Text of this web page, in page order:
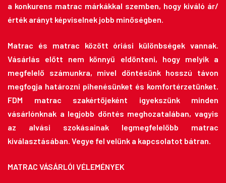
a konkurens matrac márkákkal szemben, hogy kiváló ár/
érték arányt képviselnek jobb minőségben.
Matrac és matrac között óriási különbségek vannak.
Vásárlás előtt nem könnyű eldönteni, hogy melyik a
megfelelő számunkra, mivel döntésünk hosszú távon
megfogja határozni pihenésünket és komfortérzetünket.
FDM matrac szakértőjeként igyekszünk minden
vásárlónknak a legjobb döntés meghozatalában, vagyis
az alvási szokásainak legmegfelelőbb matrac
kiválasztásában. Vegye fel velünk a kapcsolatot bátran.
MATRAC VÁSÁRLÓI VÉLEMÉNYEK